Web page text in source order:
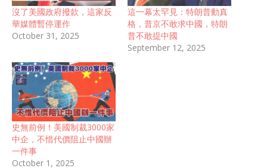
沒了美國政府撥款，這家反
華媒體暫停運作
October 31, 2025
這一幕太罕見：特朗普動真
格，普京不敢求中國，特朗
普不敢提中國
September 12, 2025
史無前例！美國制裁3000家
中企，不惜代價阻止中國辦
一件事
October 1, 2025